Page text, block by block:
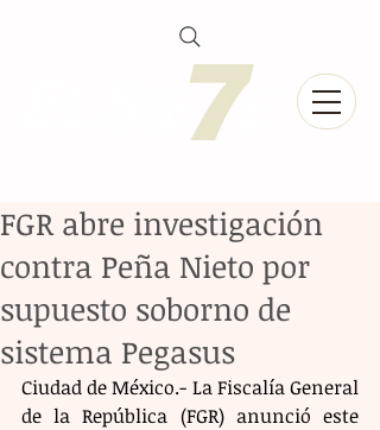
FGR abre investigación
contra Peña Nieto por
supuesto soborno de
sistema Pegasus
Ciudad de México.- La Fiscalía General
de la República (FGR) anunció este